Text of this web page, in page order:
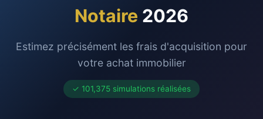
Notaire 2026
Estimez précisément les frais d'acquisition pour
votre achat immobilier
✓ 101,375 simulations réalisées